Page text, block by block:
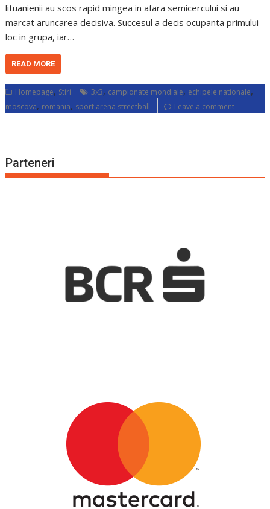
lituanienii au scos rapid mingea in afara semicercului si au
marcat aruncarea decisiva. Succesul a decis ocupanta primului
loc in grupa, iar…
READ MORE
Homepage, Stiri 3x3, campionate mondiale, echipele nationale,
moscova, romania, sport arena streetball Leave a comment
Parteneri